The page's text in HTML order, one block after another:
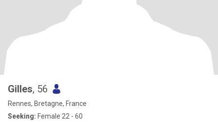
Gilles, 56
Rennes, Bretagne, France
Seeking: Female 22 - 60